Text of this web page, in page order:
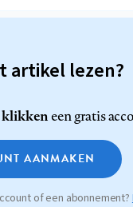
artikel lezen?
klikkeneen gratis
AANMAKEN
of een abonnement?